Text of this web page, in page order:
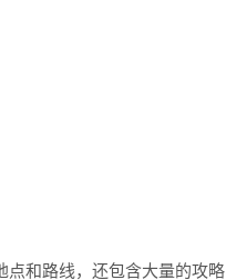
和路线，还包含大量的攻略